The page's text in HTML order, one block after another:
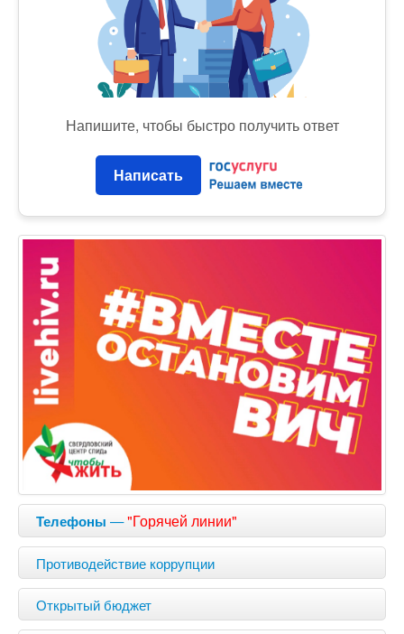
Напишите, чтобы быстро получить ответ
Написать
Телефоны —"Горячей линии"
Противодействие коррупции
Открытый бюджет